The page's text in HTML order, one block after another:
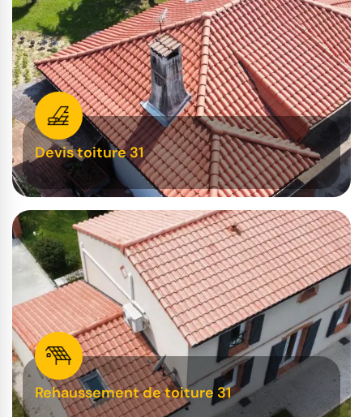
Devis toiture 31
Rehaussement de toiture 31